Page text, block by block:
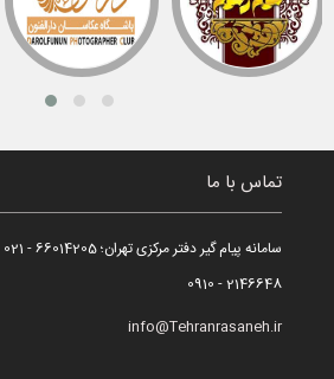
تماس با ما
2146648 - 0910
info@Tehranrasaneh.ir